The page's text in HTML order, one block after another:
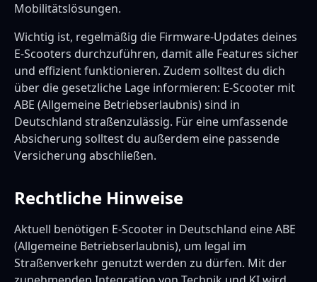
Mobilitätslösungen.
Wichtig ist, regelmäßig die Firmware-Updates deines
E-Scooters durchzuführen, damit alle Features sicher
und effizient funktionieren. Zudem solltest du dich
über die gesetzliche Lage informieren: E-Scooter mit
ABE (Allgemeine Betriebserlaubnis) sind in
Deutschland straßenzulässig. Für eine umfassende
Absicherung solltest du außerdem eine passende
Versicherung abschließen.
Rechtliche Hinweise
Aktuell benötigen E-Scooter in Deutschland eine ABE
(Allgemeine Betriebserlaubnis), um legal im
Straßenverkehr genutzt werden zu dürfen. Mit der